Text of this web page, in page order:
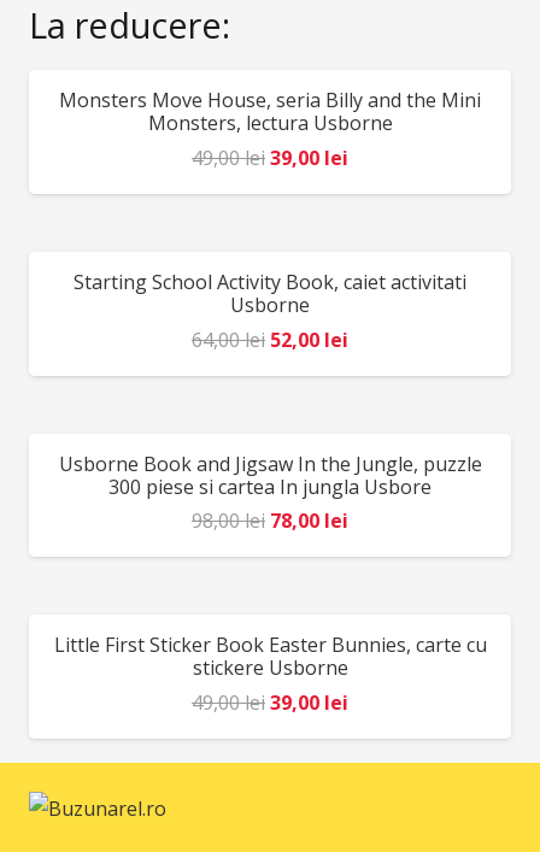
La reducere:
REDUCERI!
Monsters Move House, seria Billy and the Mini
Monsters, lectura Usborne
49,00leiPrețul
inițial
49,00 lei.
39,00 lei
curent
REDUCERI!
Starting School Activity Book, caiet activitati
Usborne
64,00lei Prețul
inițial
64,00 lei.
52,00 lei
curent
REDUCERI!
Usborne Book and Jigsaw In the Jungle, puzzle
300 piese si cartea In jungla Usbore
98,00lei Prețul
inițial
98,00 lei.
78,00 lei
curent
REDUCERI!
Little First Sticker Book Easter Bunnies, carte cu
stickere Usborne
49,00leiPrețul
inițial
a
39,00 lei
curent
este: